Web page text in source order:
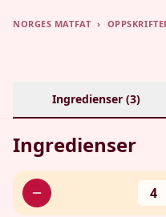
NORGES MATFAT ›
Ingredienser (3)
Ingredienser
4